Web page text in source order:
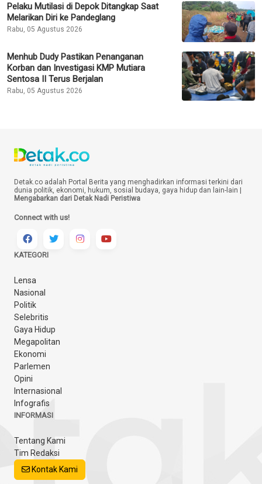
Pelaku Mutilasi di Depok Ditangkap Saat
Melarikan Diri ke Pandeglang
Rabu, 05 Agustus 2026
Menhub Dudy Pastikan Penanganan
Korban dan Investigasi KMP Mutiara
Sentosa II Terus Berjalan
Rabu, 05 Agustus 2026
Detak.co adalah Portal Berita yang menghadirkan informasi terkini dari
dunia politik, ekonomi, hukum, sosial budaya, gaya hidup dan lain-lain |
Mengabarkan dari Detak Nadi Peristiwa
Connect with us!
KATEGORI
Lensa
Nasional
Politik
Selebritis
Gaya Hidup
Megapolitan
Ekonomi
Parlemen
Opini
Internasional
Infografis
INFORMASI
Tentang Kami
Tim Redaksi
Kontak Kami